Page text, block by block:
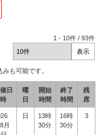
1 - 10件 /93件
も可能です。
日
時
曜
日
開始
時間
終了
時間
残
席
月
日
13時
30分
16時
30分
3